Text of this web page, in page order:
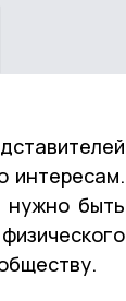
интересам.
нужно быть